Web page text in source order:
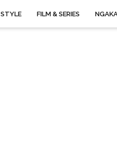
STYLE FILM & SERIES